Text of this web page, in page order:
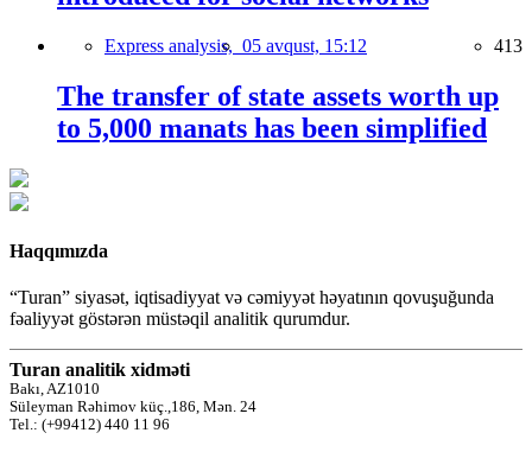
Express analysis, 05 avqust, 15:12 413
The transfer of state assets worth up
to 5,000 manats has been simplified
Haqqımızda
“Turan” siyasət, iqtisadiyyat və cəmiyyət həyatının qovuşuğunda
fəaliyyət göstərən müstəqil analitik qurumdur.
Turan analitik xidməti
Bakı, AZ1010
Süleyman Rəhimov küç.,186, Mən. 24
Tel.: (+99412) 440 11 96